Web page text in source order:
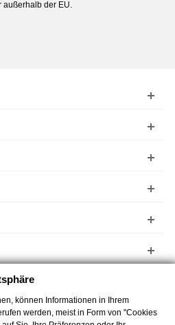
der EU.
- Farbverlaufsgarn - © by
können Informationen in Ihrem
werden, meist in Form von "Cookies